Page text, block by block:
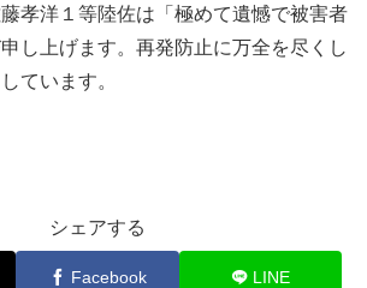
孝洋１等陸佐は「極めて遺憾で被害者
し上げます。再発防止に万全を尽くし
ています。
シェアする
Facebook LINE